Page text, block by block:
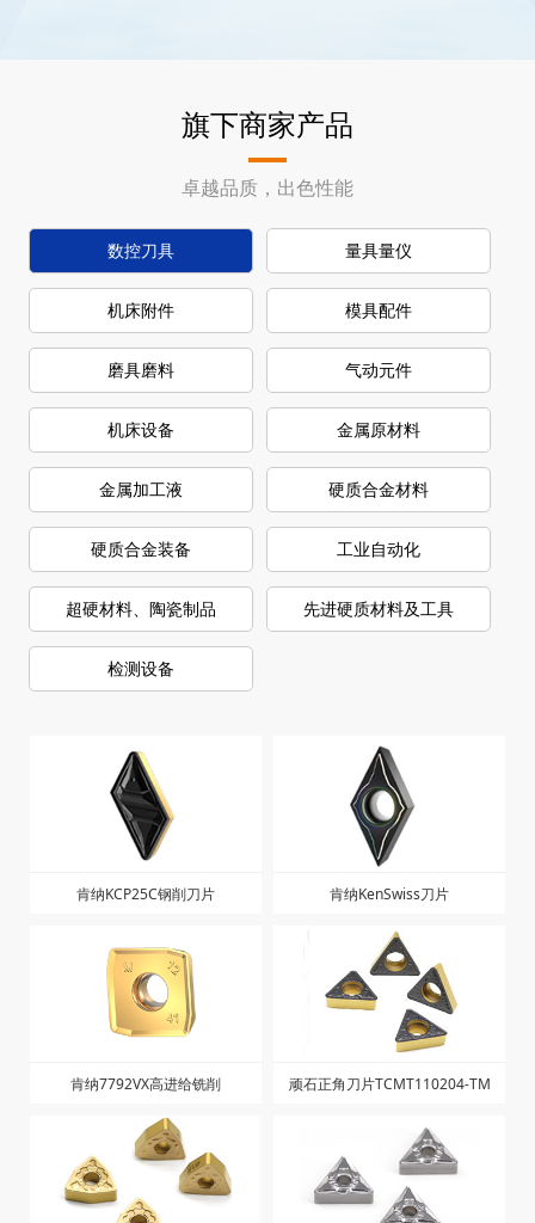
旗下商家产品
卓越品质，出色性能
数控刀具 量具量仪
机床附件 模具配件
磨具磨料 气动元件
机床设备 金属原材料
金属加工液 硬质合金材料
硬质合金装备 工业自动化
超硬材料、陶瓷制品 先进硬质材料及工具
检测设备
肯纳KCP25C钢削刀片 肯纳KenSwiss刀片
肯纳7792VX高进给铣削 顽石正角刀片TCMT110204-TM